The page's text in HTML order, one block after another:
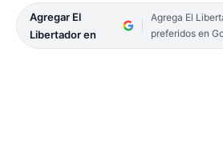
Agregar El
Libertador en
Agrega El
preferidos en